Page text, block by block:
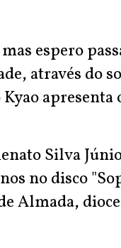
espero
através do
apresenta
Silva
no disco
Almada,